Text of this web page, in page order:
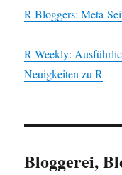
R Bloggers: Meta-
R Weekly:
Neuigkeiten zu R
Bloggerei,